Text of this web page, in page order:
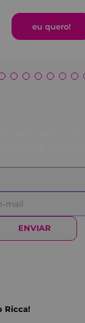
ENVIAR
Ricca!